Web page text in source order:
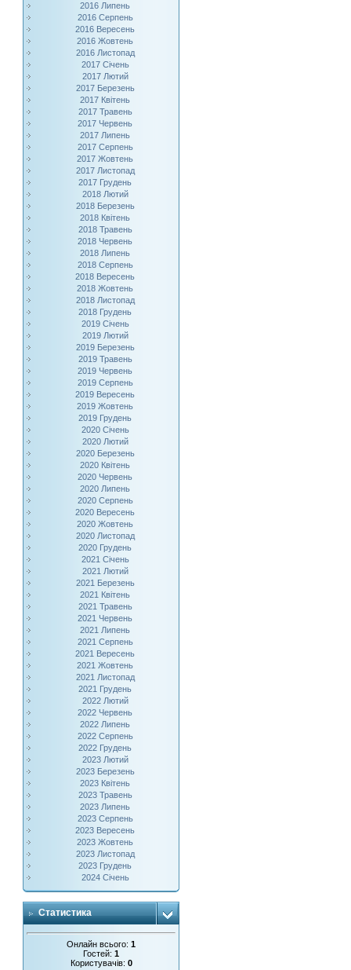
2016 Липень
2016 Серпень
2016 Вересень
2016 Жовтень
2016 Листопад
2017 Січень
2017 Лютий
2017 Березень
2017 Квітень
2017 Травень
2017 Червень
2017 Липень
2017 Серпень
2017 Жовтень
2017 Листопад
2017 Грудень
2018 Лютий
2018 Березень
2018 Квітень
2018 Травень
2018 Червень
2018 Липень
2018 Серпень
2018 Вересень
2018 Жовтень
2018 Листопад
2018 Грудень
2019 Січень
2019 Лютий
2019 Березень
2019 Травень
2019 Червень
2019 Серпень
2019 Вересень
2019 Жовтень
2019 Грудень
2020 Січень
2020 Лютий
2020 Березень
2020 Квітень
2020 Червень
2020 Липень
2020 Серпень
2020 Вересень
2020 Жовтень
2020 Листопад
2020 Грудень
2021 Січень
2021 Лютий
2021 Березень
2021 Квітень
2021 Травень
2021 Червень
2021 Липень
2021 Серпень
2021 Вересень
2021 Жовтень
2021 Листопад
2021 Грудень
2022 Лютий
2022 Червень
2022 Липень
2022 Серпень
2022 Грудень
2023 Лютий
2023 Березень
2023 Квітень
2023 Травень
2023 Липень
2023 Серпень
2023 Вересень
2023 Жовтень
2023 Листопад
2023 Грудень
2024 Січень
Статистика
Онлайн всього:1
Гостей:1
Користувачів: 0